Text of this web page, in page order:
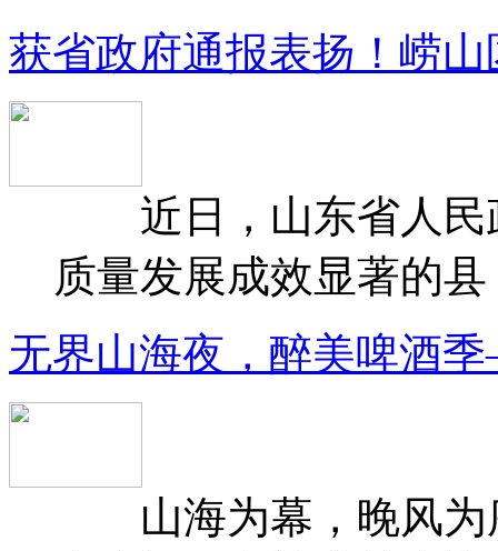
获省政府通报表扬！崂
近日，山东省人民
质量发展成效显著的
无界山海夜，醉美啤酒
山海为幕，晚风为